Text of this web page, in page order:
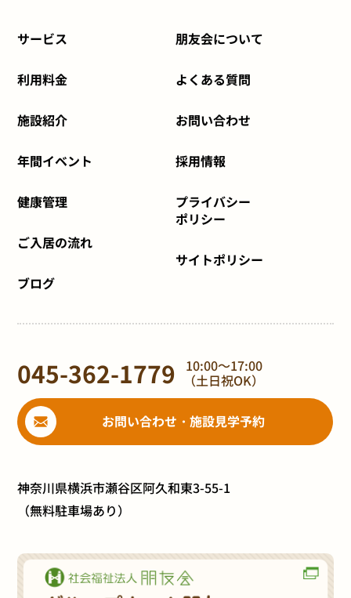
サービス
利用料金
施設紹介
年間イベント
健康管理
ご入居の流れ
ブログ
朋友会について
よくある質問
お問い合わせ
採用情報
プライバシー
ポリシー
サイトポリシー
045-362-1779 10:00～17:00
（土日祝OK）
お問い合わせ・施設見学予約
神奈川県横浜市瀬谷区阿久和東3-55-1
（無料駐車場あり）